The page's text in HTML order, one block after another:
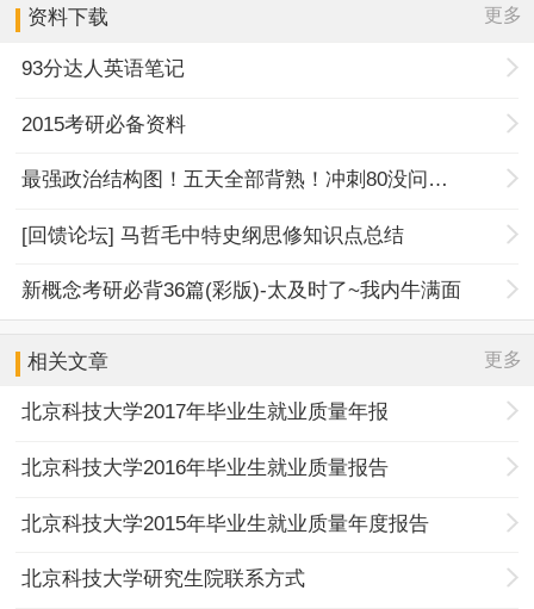
资料下载 更多
93分达人英语笔记
2015考研必备资料
最强政治结构图！五天全部背熟！冲刺80没问题！
[回馈论坛] 马哲毛中特史纲思修知识点总结
新概念考研必背36篇(彩版)-太及时了~我内牛满面
相关文章 更多
北京科技大学2017年毕业生就业质量年报
北京科技大学2016年毕业生就业质量报告
北京科技大学2015年毕业生就业质量年度报告
北京科技大学研究生院联系方式